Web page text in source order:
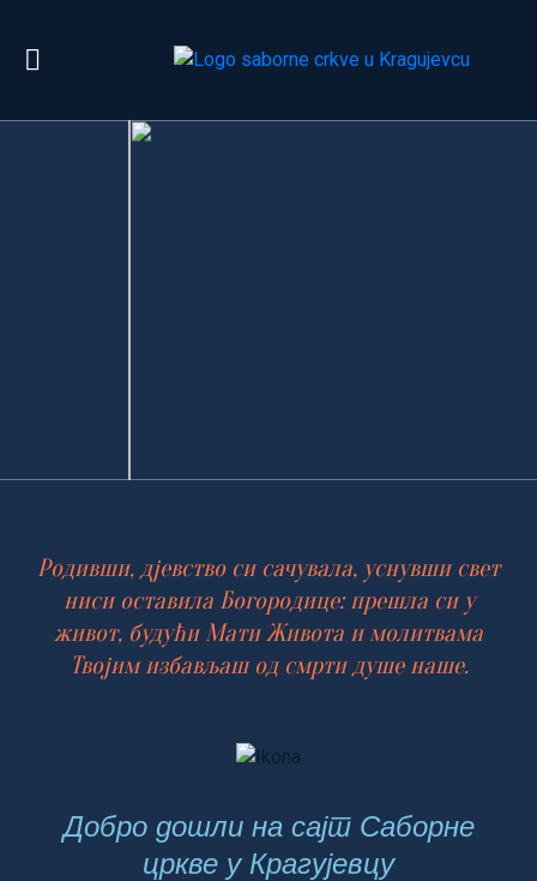
Родивши, дјевство си сачувала, уснувши свет
ниси оставила Богородице: прешла си у
живот, будући Мати Живота и молитвама
Твојим избављаш од смрти душе наше.
Добро дошли на сајт Саборне
цркве у Крагујевцу